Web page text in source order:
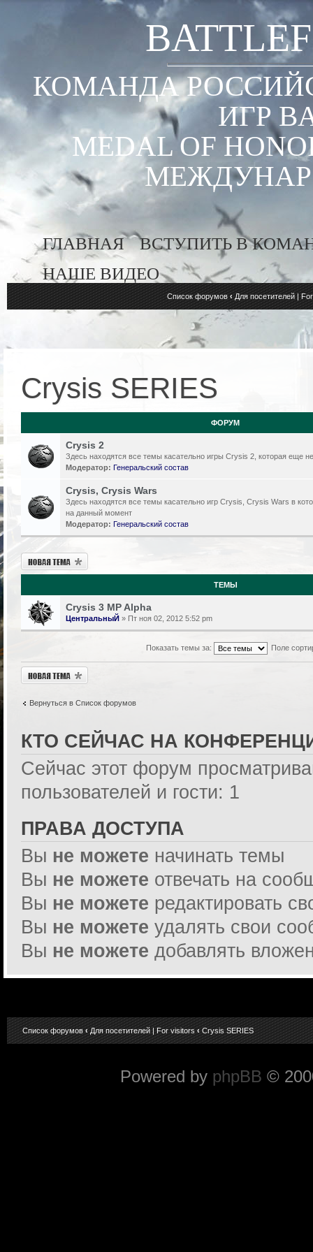
КОМАНДА
ИГР
MEDAL OF
ГЛАВНАЯ
ВСТУПИТЬ В
НАШЕ ВИДЕО
Список форумов ‹ Для посетителей |
Crysis SERIES
ФОРУМ
Crysis 2
Здесь находятся все темы касательно игры Crysis 2, которая еще
Модератор: Генеральский состав
Crysis, Crysis Wars
Здесь находятся все темы касательно игр Crysis, Crysis Wars в
на данный момент
Модератор: Генеральский состав
Новая тема
ТЕМЫ
Crysis 3 MP Alpha
ЦентральныЙ » Пт ноя 02, 2012 5:52 pm
Показать темы за: Поле
Новая тема
Вернуться в Список форумов
КТО СЕЙЧАС НА
Сейчас этот форум
пользователей и гости: 1
ПРАВА ДОСТУПА
Вы не можете начинать темы
Вы не можете отвечать на
Вы не можете редактировать
Вы не можете удалять свои
Вы не можете добавлять
Список форумов ‹ Для посетителей | For visitors ‹ Crysis SERIES
Powered by phpBB ©